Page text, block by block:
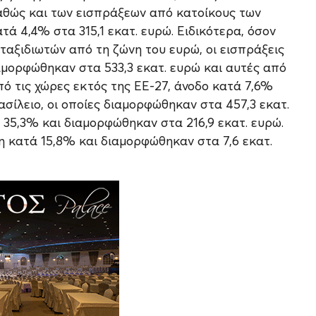
και των εισπράξεων από κατοίκους των
4,4% στα 315,1 εκατ. ευρώ. Ειδικότερα, όσον
από τη ζώνη του ευρώ, οι εισπράξεις
στα 533,3 εκατ. ευρώ και αυτές από
τις χώρες εκτός της ΕΕ-27, άνοδο κατά 7,6%
οι οποίες διαμορφώθηκαν στα 457,3 εκατ.
και διαμορφώθηκαν στα 216,9 εκατ. ευρώ.
15,8% και διαμορφώθηκαν στα 7,6 εκατ.